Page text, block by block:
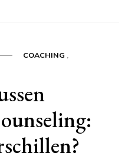
COACHING ,